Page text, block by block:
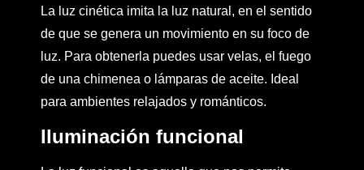
La luz cinética imita la luz natural, en el sentido
de que se genera un movimiento en su foco de
luz. Para obtenerla puedes usar velas, el fuego
de una chimenea o lámparas de aceite. Ideal
para ambientes relajados y románticos.
Iluminación funcional